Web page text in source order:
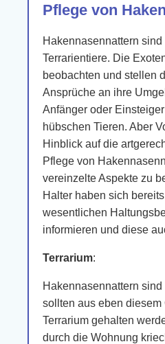
Pflege von
Hakennasennattern
Terrarientiere. Die
beobachten und stellen
Ansprüche an ihre
Anfänger oder
hübschen Tieren. Aber
Hinblick auf die
Pflege von
vereinzelte Aspekte zu
Halter haben sich
wesentlichen
informieren und diese
Terrarium:
Hakennasennattern
sollten aus eben diesem
Terrarium gehalten
durch die Wohnung